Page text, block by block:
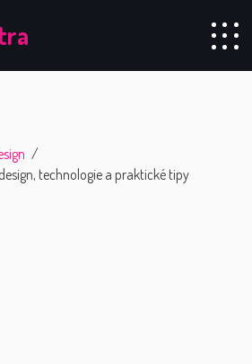
technologie a praktické tipy